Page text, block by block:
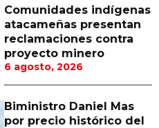
Comunidades indígenas
atacameñas presentan
reclamaciones contra
proyecto minero
6 agosto, 2026
Biministro Daniel Mas
por precio histórico del